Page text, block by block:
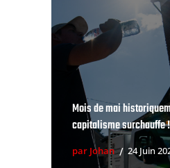
Mois de mai
capitalisme surchauffe !
par Johan 24 Juin